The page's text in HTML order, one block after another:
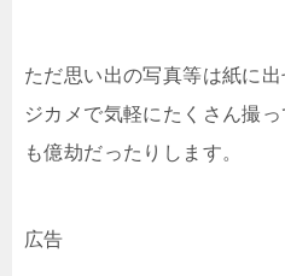
ただ思い出の写真等は紙に
ジカメで気軽にたくさん撮
も億劫だったりします。
広告